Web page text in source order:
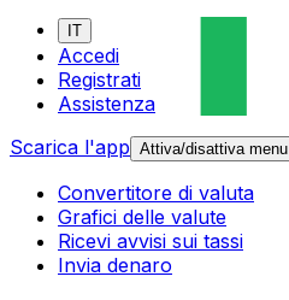
IT
Accedi
Registrati
Assistenza
Scarica l'app Attiva/disattiva menu
Convertitore di valuta
Grafici delle valute
Ricevi avvisi sui tassi
Invia denaro